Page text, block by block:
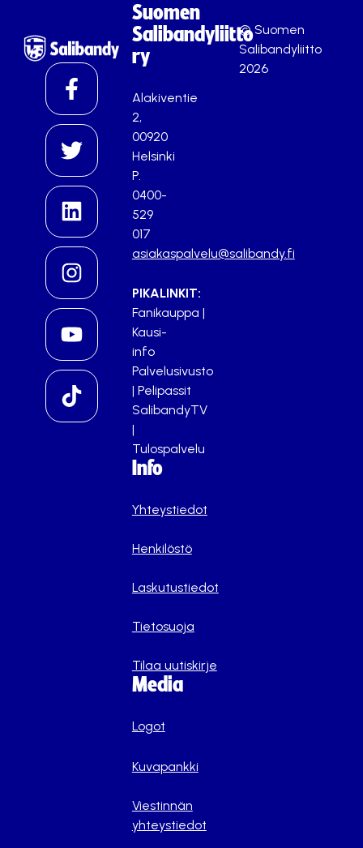
Suomen
Salibandyliitto
ry
Alakiventie
2,
00920
Helsinki
P.
0400-
529
017
asiakaspalvelu@salibandy.fi
PIKALINKIT:
Fanikauppa |
Kausi-
info
Palvelusivusto
| Pelipassit
SalibandyTV
|
Tulospalvelu
Info
Yhteystiedot
Henkilöstö
Laskutustiedot
Tietosuoja
Tilaa uutiskirje
Media
Logot
Kuvapankki
Viestinnän
yhteystiedot
© Suomen
Salibandyliitto
2026